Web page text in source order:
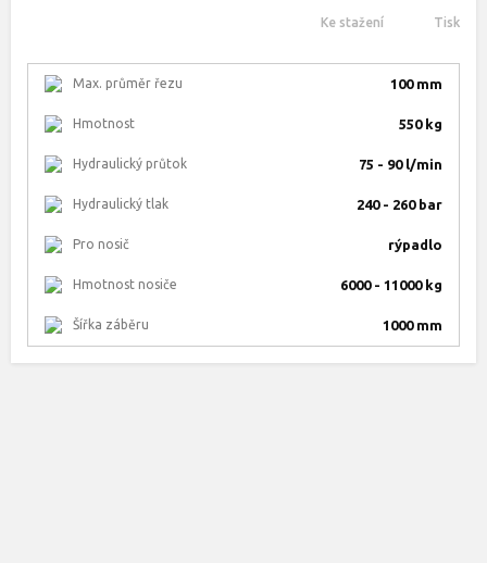
Ke stažení Tisk
Max. průměr řezu 100 mm
Hmotnost 550 kg
Hydraulický průtok 75 - 90 l/min
Hydraulický tlak 240 - 260 bar
Pro nosič rýpadlo
Hmotnost nosiče 6000 - 11000 kg
Šířka záběru 1000 mm